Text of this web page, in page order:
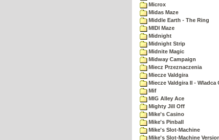
Microx
Midas Maze
Middle Earth - The Ring
MIDI Maze
Midnight
Midnight Strip
Midnite Magic
Midway Campaign
Miecz Przeznaczenia
Miecze Valdgira
Miecze Valdgira II - Wladca
Mif
MIG Alley Ace
Mighty Jill Off
Mike's Casino
Mike's Pinball
Mike's Slot-Machine
Mike's Slot-Machine